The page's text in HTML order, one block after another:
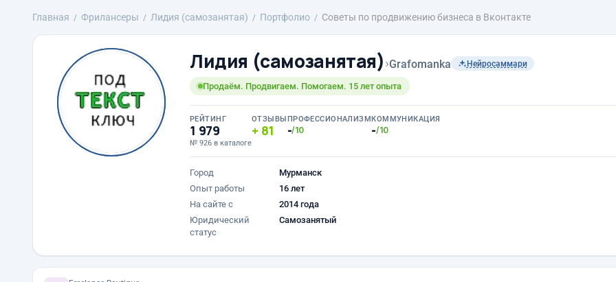
Главная Фрилансеры Лидия (самозанятая) Портфолио Советы по продвижению бизнеса в Вконтакте
Лидия (самозанятая)›Grafomanka Нейросаммари
Продаём. Продвигаем. Помогаем. 15 лет опыта
РЕЙТИНГ
1 979
№ 926 в каталоге
ОТЗЫВЫ
81
ПРОФЕССИОНАЛИЗМ
-/10
КОММУНИКАЦИЯ
-/10
Город
Мурманск
Опыт работы
16 лет
На сайте с
2014 года
Юридический
статус
Самозанятый